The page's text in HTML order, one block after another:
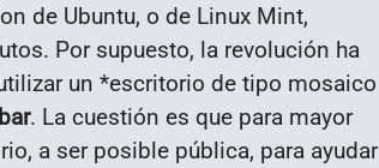
de Ubuntu, o de Linux Mint,
Por supuesto, la revolución ha
un *escritorio de tipo mosaico
. La cuestión es que para mayor
a ser posible pública, para ayudar